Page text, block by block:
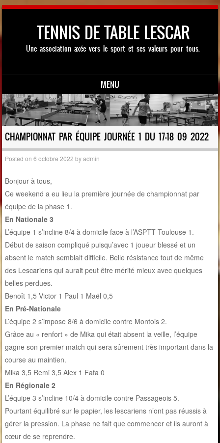
TENNIS DE TABLE LESCAR
Une association axée vers le sport et ses valeurs pour tous.
MENU
Skip to content
CHAMPIONNAT PAR ÉQUIPE JOURNÉE 1 DU 17-18 09 2022
Posted on6 octobre 2022 byadmin
Bonjour à tous,
Ce weekend a eu lieu la première journée de championnat par
équipe de la phase 1.
En Nationale 3
L’équipe 1 s’incline 8/4 à domicile face à l’ASPTT Toulouse 1.
Début de saison compliqué puisqu’avec 1 joueur blessé et un
absent le match semblait difficile. Belle résistance tout de même
des Lescariens qui aurait peut être mérité mieux avec quelques
belles perdues.
Benoît 1,5 Victor 1 Paul 1 Maël 0,5
En Pré-Nationale
L’équipe 2 s’impose 8/6 à domicile contre Montois 2.
Grâce au « renfort » de Mika qui était absent la veille, l’équipe
gagne son premier match qui sera sûrement très important dans la
course au maintien.
Mika 3,5 Remi 3,5 Alex 1 Fafa 0
En Régionale 2
L’équipe 3 s’incline 10/4 à domicile contre Passageois 5.
Pourtant équilibré sur le papier, les lescariens n’ont pas réussis à
gérer la pression. La phase ne fait que commencer et ils auront à
cœur de se reprendre.